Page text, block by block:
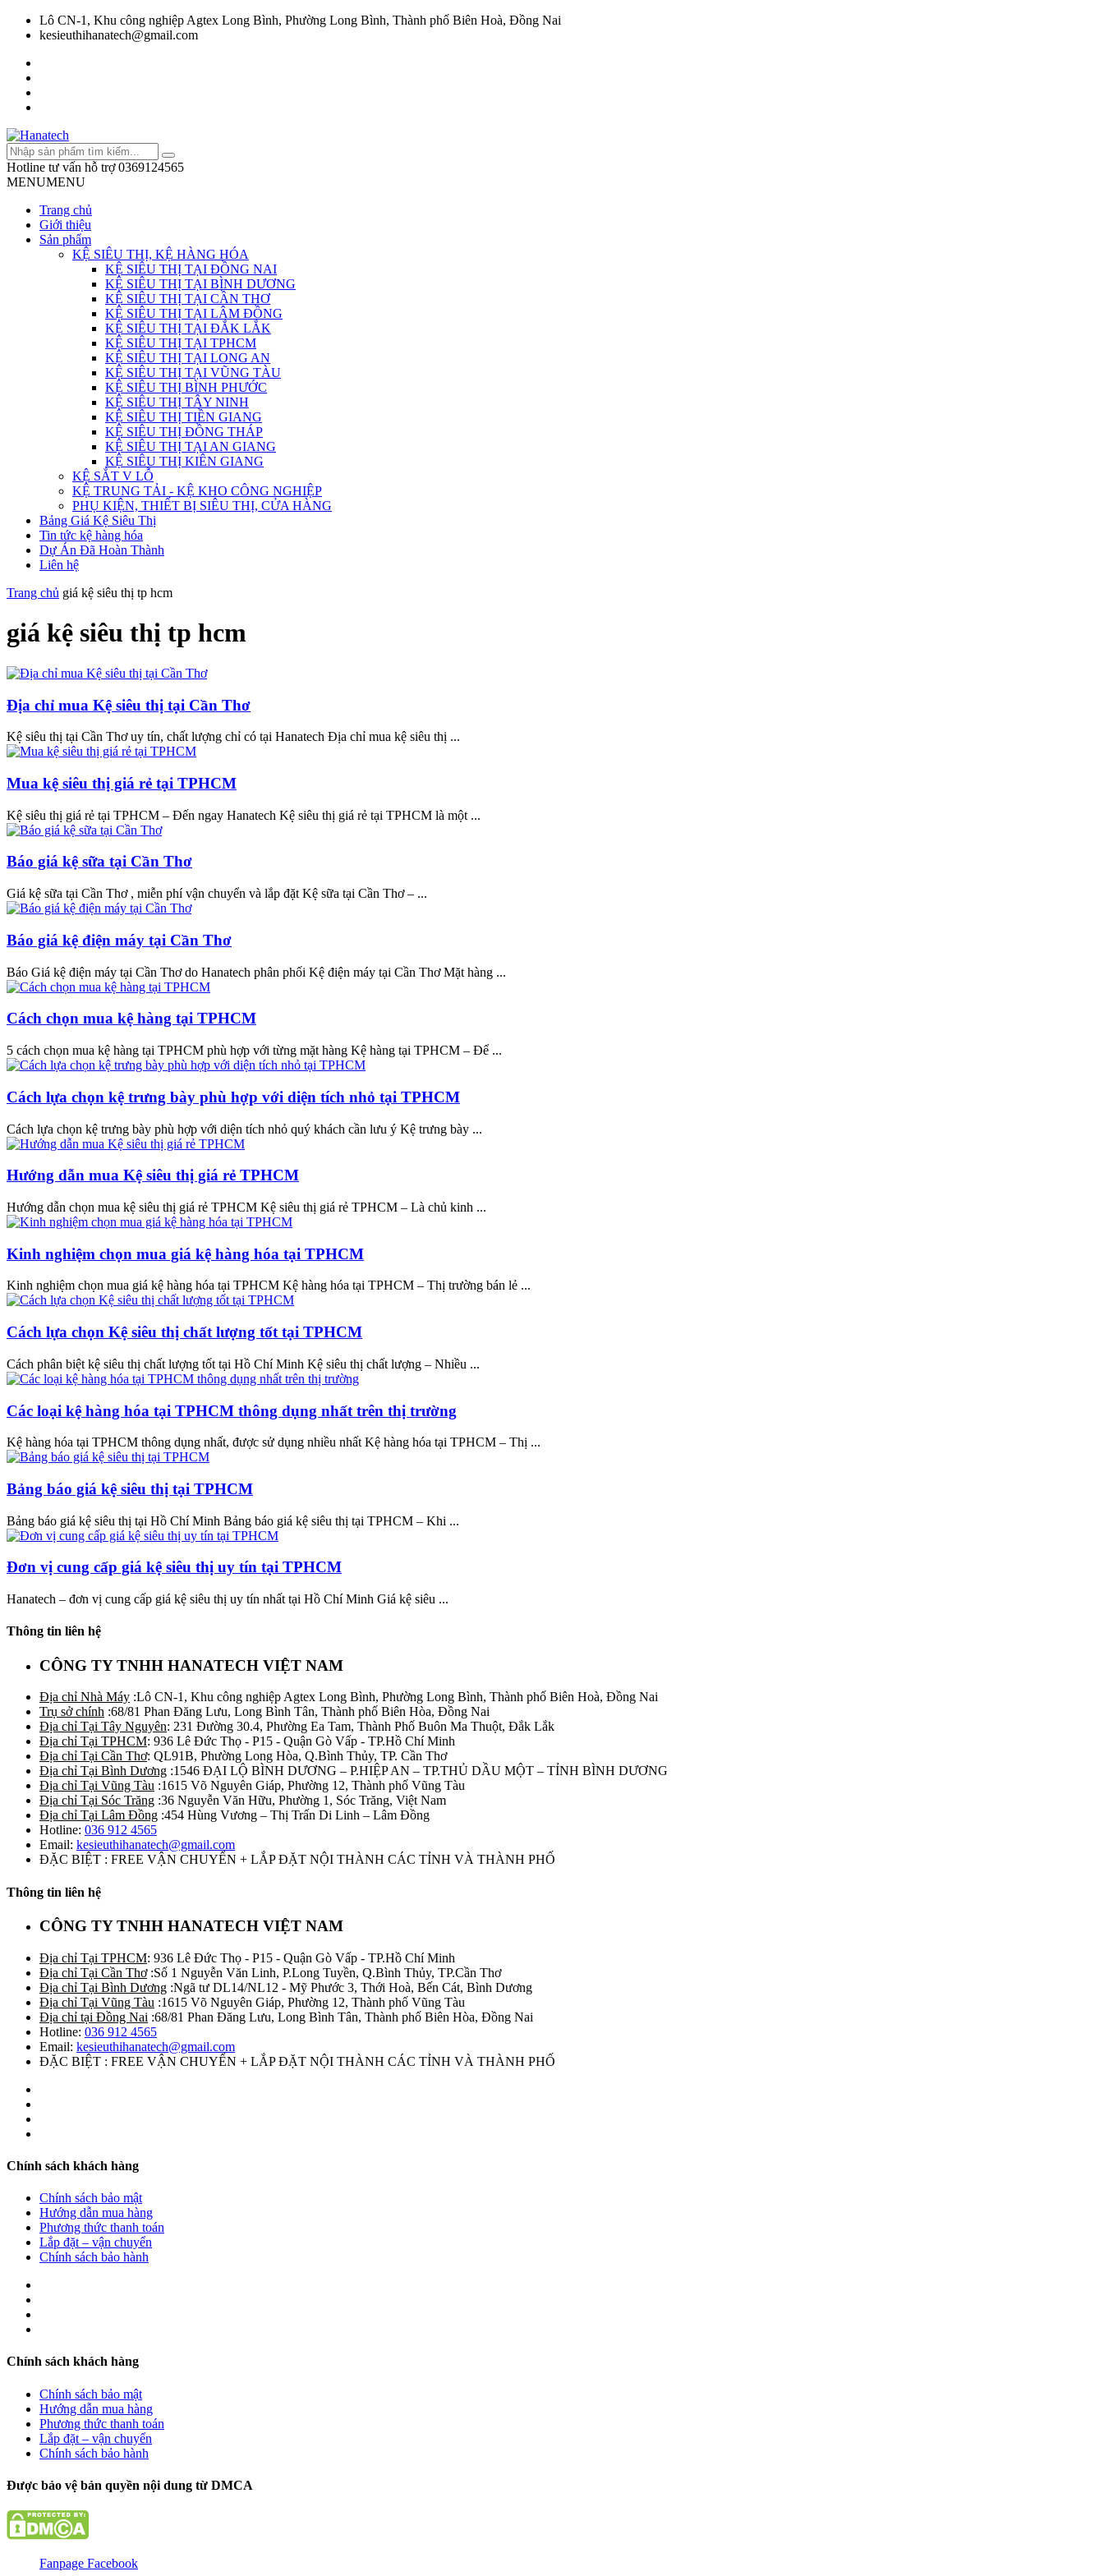
Lô CN-1, Khu công nghiệp Agtex Long Bình, Phường Long Bình, Thành phố Biên Hoà, Đồng Nai
kesieuthihanatech@gmail.com
Hotline tư vấn hỗ trợ 0369124565
MENUMENU
Trang chủ
Giới thiệu
Sản phẩm
KỆ SIÊU THỊ, KỆ HÀNG HÓA
KỆ SIÊU THỊ TẠI ĐỒNG NAI
KỆ SIÊU THỊ TẠI BÌNH DƯƠNG
KỆ SIÊU THỊ TẠI CẦN THƠ
KỆ SIÊU THỊ TẠI LÂM ĐỒNG
KỆ SIÊU THỊ TẠI ĐẮK LẮK
KỆ SIÊU THỊ TẠI TPHCM
KỆ SIÊU THỊ TẠI LONG AN
KỆ SIÊU THỊ TẠI VŨNG TÀU
KỆ SIÊU THỊ BÌNH PHƯỚC
KỆ SIÊU THỊ TÂY NINH
KỆ SIÊU THỊ TIỀN GIANG
KỆ SIÊU THỊ ĐỒNG THÁP
KỆ SIÊU THỊ TẠI AN GIANG
KỆ SIÊU THỊ KIÊN GIANG
KỆ SẮT V LỖ
KỆ TRUNG TẢI - KỆ KHO CÔNG NGHIỆP
PHỤ KIỆN, THIẾT BỊ SIÊU THỊ, CỬA HÀNG
Bảng Giá Kệ Siêu Thị
Tin tức kệ hàng hóa
Dự Án Đã Hoàn Thành
Liên hệ
Trang chủ giá kệ siêu thị tp hcm
giá kệ siêu thị tp hcm
Địa chỉ mua Kệ siêu thị tại Cần Thơ
Kệ siêu thị tại Cần Thơ uy tín, chất lượng chỉ có tại Hanatech Địa chỉ mua kệ siêu thị ...
Mua kệ siêu thị giá rẻ tại TPHCM
Kệ siêu thị giá rẻ tại TPHCM – Đến ngay Hanatech Kệ siêu thị giá rẻ tại TPHCM là một ...
Báo giá kệ sữa tại Cần Thơ
Giá kệ sữa tại Cần Thơ , miễn phí vận chuyển và lắp đặt Kệ sữa tại Cần Thơ – ...
Báo giá kệ điện máy tại Cần Thơ
Báo Giá kệ điện máy tại Cần Thơ do Hanatech phân phối Kệ điện máy tại Cần Thơ Mặt hàng ...
Cách chọn mua kệ hàng tại TPHCM
5 cách chọn mua kệ hàng tại TPHCM phù hợp với từng mặt hàng Kệ hàng tại TPHCM – Để ...
Cách lựa chọn kệ trưng bày phù hợp với diện tích nhỏ tại TPHCM
Cách lựa chọn kệ trưng bày phù hợp với diện tích nhỏ quý khách cần lưu ý Kệ trưng bày ...
Hướng dẫn mua Kệ siêu thị giá rẻ TPHCM
Hướng dẫn chọn mua kệ siêu thị giá rẻ TPHCM Kệ siêu thị giá rẻ TPHCM – Là chủ kinh ...
Kinh nghiệm chọn mua giá kệ hàng hóa tại TPHCM
Kinh nghiệm chọn mua giá kệ hàng hóa tại TPHCM Kệ hàng hóa tại TPHCM – Thị trường bán lẻ ...
Cách lựa chọn Kệ siêu thị chất lượng tốt tại TPHCM
Cách phân biệt kệ siêu thị chất lượng tốt tại Hồ Chí Minh Kệ siêu thị chất lượng – Nhiều ...
Các loại kệ hàng hóa tại TPHCM thông dụng nhất trên thị trường
Kệ hàng hóa tại TPHCM thông dụng nhất, được sử dụng nhiều nhất Kệ hàng hóa tại TPHCM – Thị ...
Bảng báo giá kệ siêu thị tại TPHCM
Bảng báo giá kệ siêu thị tại Hồ Chí Minh Bảng báo giá kệ siêu thị tại TPHCM – Khi ...
Đơn vị cung cấp giá kệ siêu thị uy tín tại TPHCM
Hanatech – đơn vị cung cấp giá kệ siêu thị uy tín nhất tại Hồ Chí Minh Giá kệ siêu ...
Thông tin liên hệ
CÔNG TY TNHH HANATECH VIỆT NAM
Địa chỉ Nhà Máy :Lô CN-1, Khu công nghiệp Agtex Long Bình, Phường Long Bình, Thành phố Biên Hoà, Đồng Nai
Trụ sở chính :68/81 Phan Đăng Lưu, Long Bình Tân, Thành phố Biên Hòa, Đồng Nai
Địa chỉ Tại Tây Nguyên: 231 Đường 30.4, Phường Ea Tam, Thành Phố Buôn Ma Thuột, Đắk Lắk
Địa chỉ Tại TPHCM: 936 Lê Đức Thọ - P15 - Quận Gò Vấp - TP.Hồ Chí Minh
Địa chỉ Tại Cần Thơ: QL91B, Phường Long Hòa, Q.Bình Thủy, TP. Cần Thơ
Địa chỉ Tại Bình Dương :1546 ĐẠI LỘ BÌNH DƯƠNG – P.HIỆP AN – TP.THỦ DẦU MỘT – TỈNH BÌNH DƯƠNG
Địa chỉ Tại Vũng Tàu :1615 Võ Nguyên Giáp, Phường 12, Thành phố Vũng Tàu
Địa chỉ Tại Sóc Trăng :36 Nguyễn Văn Hữu, Phường 1, Sóc Trăng, Việt Nam
Địa chỉ Tại Lâm Đồng :454 Hùng Vương – Thị Trấn Di Linh – Lâm Đồng
Hotline: 036 912 4565
Email: kesieuthihanatech@gmail.com
ĐẶC BIỆT : FREE VẬN CHUYỂN + LẮP ĐẶT NỘI THÀNH CÁC TỈNH VÀ THÀNH PHỐ
Thông tin liên hệ
CÔNG TY TNHH HANATECH VIỆT NAM
Địa chỉ Tại TPHCM: 936 Lê Đức Thọ - P15 - Quận Gò Vấp - TP.Hồ Chí Minh
Địa chỉ Tại Cần Thơ:Số 1 Nguyễn Văn Linh, P.Long Tuyền, Q.Bình Thủy, TP.Cần Thơ
Địa chỉ Tại Bình Dương :Ngã tư DL14/NL12 - Mỹ Phước 3, Thới Hoà, Bến Cát, Bình Dương
Địa chỉ Tại Vũng Tàu :1615 Võ Nguyên Giáp, Phường 12, Thành phố Vũng Tàu
Địa chỉ tại Đồng Nai :68/81 Phan Đăng Lưu, Long Bình Tân, Thành phố Biên Hòa, Đồng Nai
Hotline: 036 912 4565
Email: kesieuthihanatech@gmail.com
ĐẶC BIỆT : FREE VẬN CHUYỂN + LẮP ĐẶT NỘI THÀNH CÁC TỈNH VÀ THÀNH PHỐ
Chính sách khách hàng
Chính sách bảo mật
Hướng dẫn mua hàng
Phương thức thanh toán
Lắp đặt – vận chuyển
Chính sách bảo hành
Chính sách khách hàng
Chính sách bảo mật
Hướng dẫn mua hàng
Phương thức thanh toán
Lắp đặt – vận chuyển
Chính sách bảo hành
Được bảo vệ bản quyền nội dung từ DMCA
Fanpage Facebook